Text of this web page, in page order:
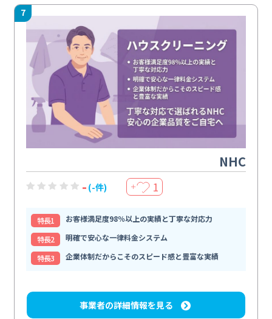
7
NHC
- (-件) ＋ 1
特⻑1
お客様満足度98％以上の実績と丁寧な対応力
特⻑2
明確で安心な一律料金システム
特⻑3
企業体制だからこそのスピード感と豊富な実績
事業者の詳細情報を見る